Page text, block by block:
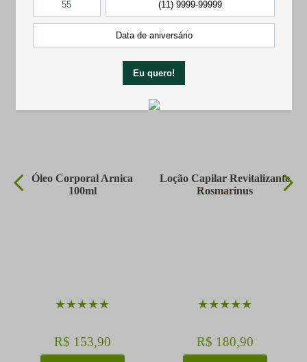
Óleo Corporal Arnica
100ml
★★★★★
R$ 153,90
Loção Capilar Revitalizante
Rosmarinus
★★★★★
R$ 180,90